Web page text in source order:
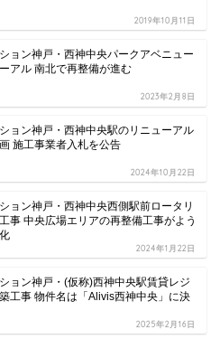
2019年10月11日
ョン神戸・西神中央パークアベニュー
アル 南北で再整備が進む
2023年2月8日
ョン神戸・西神中央駅のリニューアル
施工事業者入札を公告
2024年10月22日
ョン神戸・西神中央西側駅前ロータリ
事 中央広場エリアの再整備工事がよう
2024年1月22日
ョン神戸・(仮称)西神中央駅賃貸レジ
工事 物件名は「Alivis西神中央」に決
2025年2月16日